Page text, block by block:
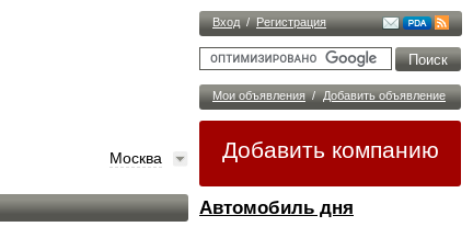
Вход / Регистрация
Мои объявления / Добавить объявление
Добавить компанию
Автомобиль дня
Москва